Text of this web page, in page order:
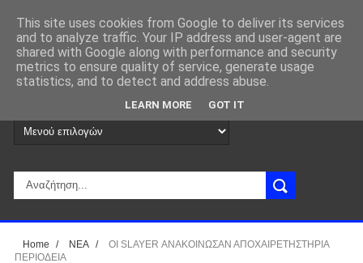
Home / ΝΕΑ /
ΟΙ SLAYER ΑΝΑΚΟΙΝΩΣΑΝ ΑΠΟΧΑΙΡΕΤΗΣΤΗΡΙΑ
ΠΕΡΙΟΔΕΙΑ
This site uses cookies from Google to deliver its services
and to analyze traffic. Your IP address and user-agent are
shared with Google along with performance and security
metrics to ensure quality of service, generate usage
statistics, and to detect and address abuse.
LEARN MORE GOT IT